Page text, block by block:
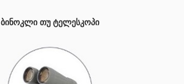
ᲑᲘᲜᲝᲙᲚᲘ ᲗᲣ ᲢᲔᲚᲔᲡᲙᲝᲞᲘ